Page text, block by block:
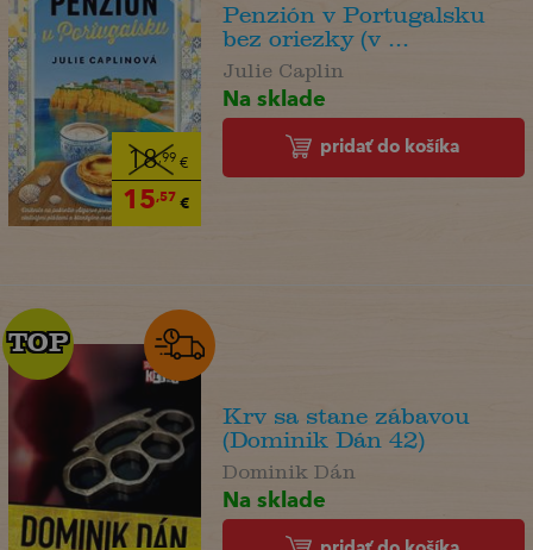
18,99 €
15,57 €
Penzión v Portugalsku
bez oriezky (v ...
Julie Caplin
Na sklade
pridať do košíka
TOP
TOP
Krv sa stane zábavou
(Dominik Dán 42)
Dominik Dán
Na sklade